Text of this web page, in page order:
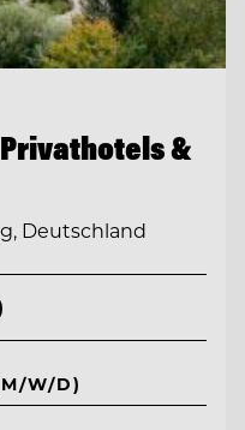
&
Deutschland
W/D)